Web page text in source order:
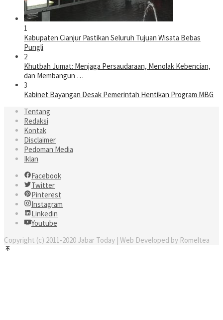
1
Kabupaten Cianjur Pastikan Seluruh Tujuan Wisata Bebas
Pungli
2
Khutbah Jumat: Menjaga Persaudaraan, Menolak Kebencian,
dan Membangun …
3
Kabinet Bayangan Desak Pemerintah Hentikan Program MBG
Tentang
Redaksi
Kontak
Disclaimer
Pedoman Media
Iklan
Facebook
Twitter
Pinterest
Instagram
Linkedin
Youtube
Copyright (c) 2011-2020 Jabar Today | Web Developed by Romeltea